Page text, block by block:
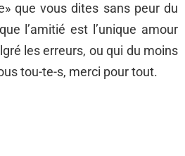
que vous dites sans peur du
l’amitié est l’unique amour
les erreurs, ou qui du moins
tou-te-s, merci pour tout.